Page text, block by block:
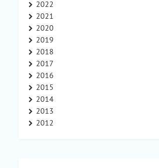
2022
2021
2020
2019
2018
2017
2016
2015
2014
2013
2012